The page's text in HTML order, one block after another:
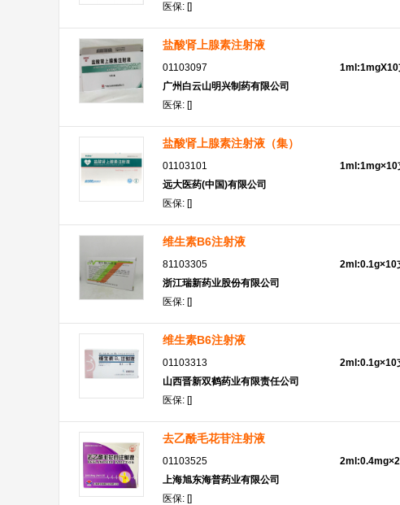
医保: []
盐酸肾上腺素注射液
01103097
广州白云山明兴制药有限公司
医保: []
1ml:1mgX10
盐酸肾上腺素注射液（集）
01103101
远大医药(中国)有限公司
医保: []
1ml:1mg×10
维生素B6注射液
81103305
浙江瑞新药业股份有限公司
医保: []
2ml:0.1g×10
维生素B6注射液
01103313
山西晋新双鹤药业有限责任公司
医保: []
2ml:0.1g×10
去乙酰毛花苷注射液
01103525
上海旭东海普药业有限公司
医保: []